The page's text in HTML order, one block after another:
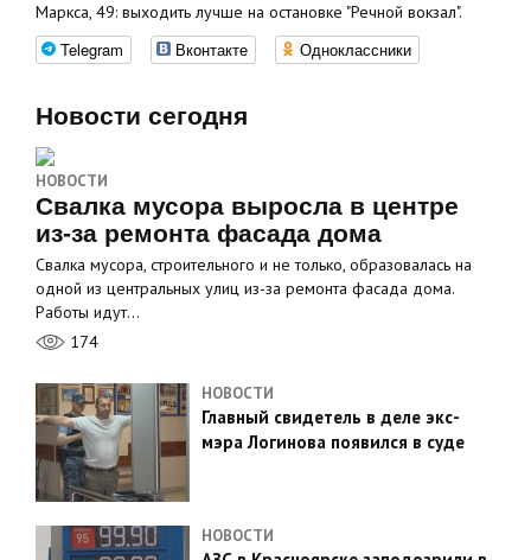
Маркса, 49: выходить лучше на остановке "Речной вокзал".
Telegram Вконтакте Одноклассники
Новости сегодня
НОВОСТИ
Свалка мусора выросла в центре
из-за ремонта фасада дома
Свалка мусора, строительного и не только, образовалась на
одной из центральных улиц из-за ремонта фасада дома.
Работы идут…
174
НОВОСТИ
Главный свидетель в деле экс-
мэра Логинова появился в суде
НОВОСТИ